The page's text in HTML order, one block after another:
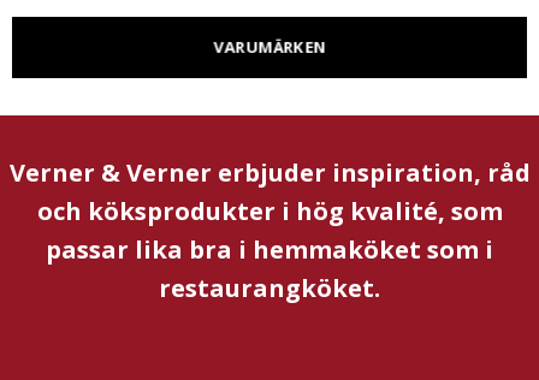
VARUMÄRKEN
Verner & Verner erbjuder inspiration, råd
och köksprodukter i hög kvalité, som
passar lika bra i hemmaköket som i
restaurangköket.